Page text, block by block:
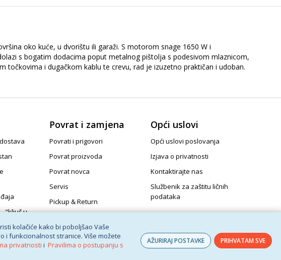
kolačiće kako bi poboljšao Vaše
i funkcionalnost stranice. Više možete
privatnosti i Pravilima o postupanju s
AŽURIRAJ POSTAVKE PRIHVATAM SVE
oko kuće, u dvorištu ili garaži. S motorom snage 1650 W i
s bogatim dodacima poput metalnog pištolja s podesivom mlaznicom,
točkovima i dugačkom kablu te crevu, rad je izuzetno praktičan i udoban.
"ključ u
Povrat i zamjena
Povrati i prigovori
Povrat proizvoda
Povrat novca
Servis
Pickup & Return
Opći uslovi
Opći uslovi poslovanja
Izjava o privatnosti
Kontaktirajte nas
Službenik za zaštitu ličnih
podataka